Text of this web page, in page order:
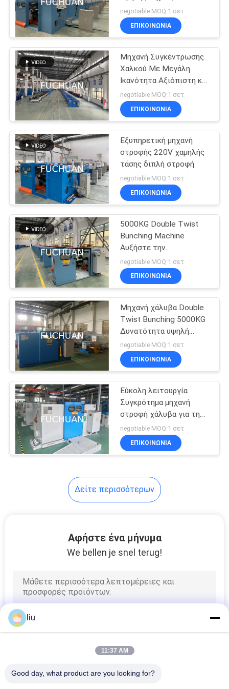
ΥΠΟΘΈΣΕΙΣ
SITEMAP
PRIVACY
POLICY
Καλώδιο χαλκού
που στρίβει τη
μηχανή
39
καλώδιο συστροφή
μηχάνημα
28
σύρμα μηχανή
εξώθησης
PVC μηχανή
εξώθησης
ενιαία
μηχάνημα
καλώδιο μηχανή
εξώθησης
χωρητικότητα
negotiable MOQ:1 σετ
ΕΠΙΚΟΙΝΩΝΊΑ
Μηχανή Συγκέντρωσης
Χαλκού Με Μεγάλη
Ικανότητα Αξιόπιστη και
Αποτελεσματική
negotiable MOQ:1 σετ
ΕΠΙΚΟΙΝΩΝΊΑ
Εξυπηρετική μηχανή
στροφής 220V χαμηλής
τάσης διπλή στροφή
negotiable MOQ:1 σετ
ΕΠΙΚΟΙΝΩΝΊΑ
5000KG Double Twist
Bunching Machine
Αυξήστε την
παραγωγικότητα με
υψηλή χωρητικότητα
negotiable MOQ:1 σετ
ΕΠΙΚΟΙΝΩΝΊΑ
Μηχανή χάλυβα Double
Twist Bunching 5000KG
Δυνατότητα υψηλή
ταχύτητα
negotiable MOQ:1 σετ
ΕΠΙΚΟΙΝΩΝΊΑ
Εύκολη λειτουργία
Συγκρότημα μηχανή
στροφή χάλυβα για τη
μεγάλη παραγωγή
negotiable MOQ:1 σετ
ΕΠΙΚΟΙΝΩΝΊΑ
Δείτε περισσότερων
Αφήστε ένα μήνυμα
We bellen je snel terug!
liu
11:37 AM
Good day, what product are you looking for?